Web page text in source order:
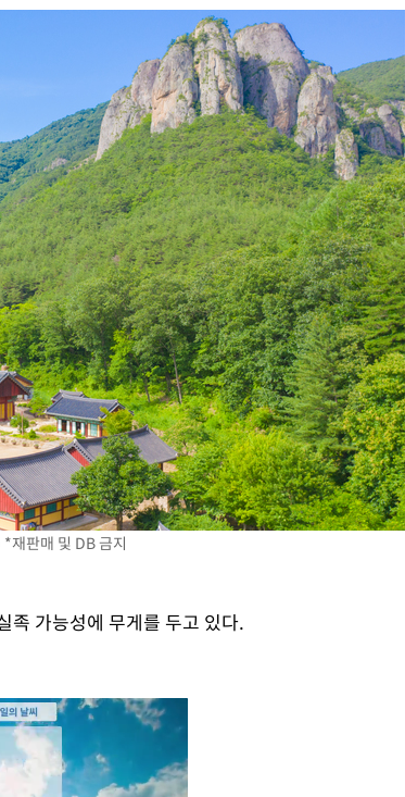
재판매 및 DB 금지
족 가능성에 무게를 두고 있다.